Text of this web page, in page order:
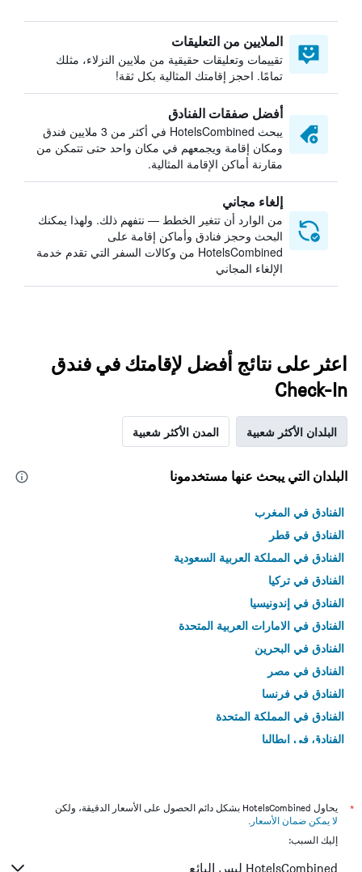
الملايين من التعليقات
تقييمات وتعليقات حقيقية من ملايين النزلاء، مثلك
تمامًا. احجز إقامتك المثالية بكل ثقة!
أفضل صفقات الفنادق
يبحث HotelsCombined في أكثر من 3 ملايين فندق
ومكان إقامة ويجمعهم في مكان واحد حتى تتمكن من
مقارنة أماكن الإقامة المثالية.
إلغاء مجاني
من الوارد أن تتغير الخطط — نتفهم ذلك. ولهذا يمكنك
البحث وحجز فنادق وأماكن إقامة على
HotelsCombined من وكالات السفر التي تقدم خدمة
الإلغاء المجاني
اعثر على نتائج أفضل لإقامتك في فندق
Check-In
البلدان الأكثر شعبية المدن الأكثر شعبية
البلدان التي يبحث عنها مستخدمونا
الفنادق في المغرب
الفنادق في قطر
الفنادق في المملكة العربية السعودية
الفنادق في تركيا
الفنادق في إندونيسيا
الفنادق في الامارات العربية المتحدة
الفنادق في البحرين
الفنادق في مصر
الفنادق في فرنسا
الفنادق في المملكة المتحدة
الفنادق في إيطاليا
*
يحاول HotelsCombined بشكل دائم الحصول على الأسعار الدقيقة، ولكن
لا يمكن ضمان الأسعار .
إليك السبب:
HotelsCombined ليس البائع